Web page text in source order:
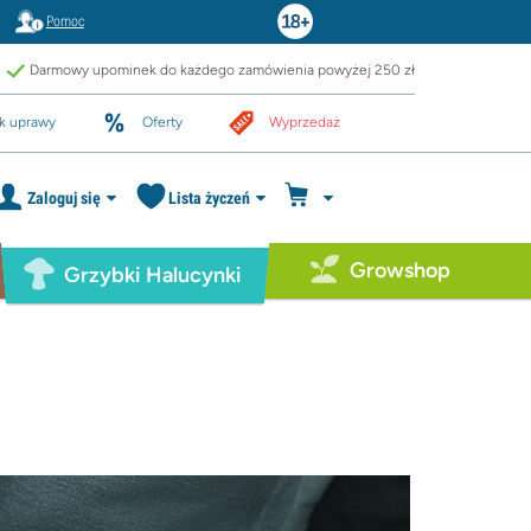
Pomoc
Darmowy upominek do każdego zamówienia powyżej 250 zł
uprawy Oferty Wyprzedaż
Zaloguj się Lista życzeń
Grzybki Halucynki Growshop